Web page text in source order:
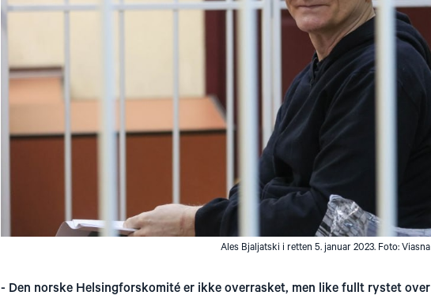
Ales Bjaljatski i retten 5. januar 2023. Foto: Viasna
- Den norske Helsingforskomité er ikke overrasket, men like fullt rystet